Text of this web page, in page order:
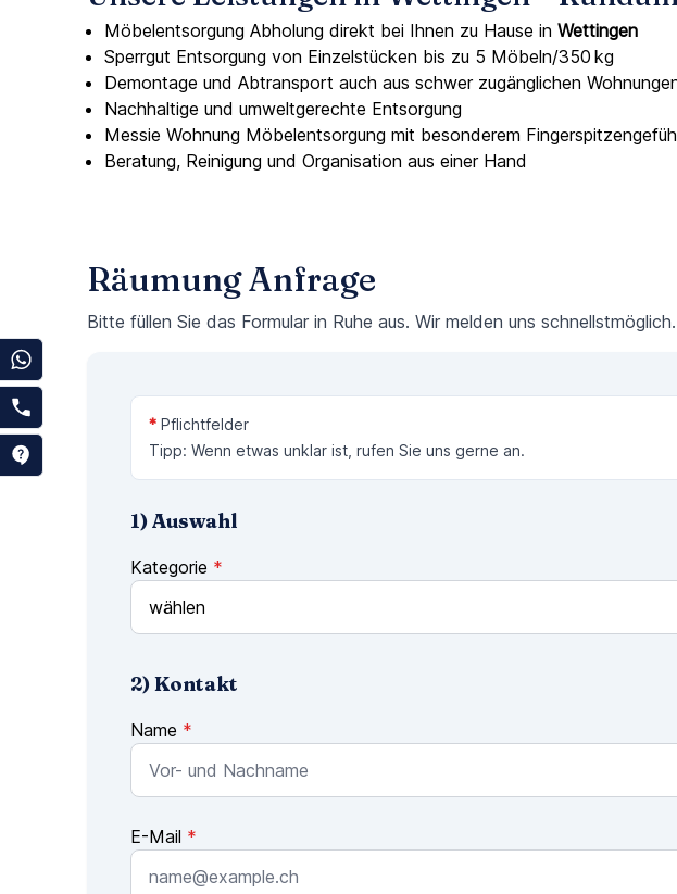
Möbelentsorgung Abholung direkt bei Ihnen zu Hause in Wettingen
Sperrgut Entsorgung von Einzelstücken bis zu 5 Möbeln/350 kg
Demontage und Abtransport auch aus schwer zugänglichen
Nachhaltige und umweltgerechte Entsorgung
Messie Wohnung Möbelentsorgung mit besonderem
Beratung, Reinigung und Organisation aus einer Hand
Räumung Anfrage
Bitte füllen Sie das Formular in Ruhe aus. Wir melden uns schnellstmöglich.
* Pflichtfelder
Tipp: Wenn etwas unklar ist, rufen Sie uns gerne an.
1) Auswahl
Kategorie *
2) Kontakt
Name *
E-Mail *